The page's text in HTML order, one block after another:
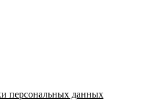
персональных данных